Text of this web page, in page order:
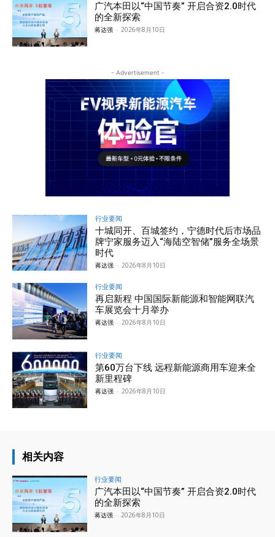
广汽本田以“中国节奏” 开启合资2.0时代
的全新探索
蒋达强 - 2026年8月10日
- Advertisement -
行业要闻
十城同开、百城签约，宁德时代后市场品
牌宁家服务迈入“海陆空智储”服务全场景
时代
蒋达强 - 2026年8月10日
行业要闻
再启新程 中国国际新能源和智能网联汽
车展览会十月举办
蒋达强 - 2026年8月10日
行业要闻
第60万台下线 远程新能源商用车迎来全
新里程碑
蒋达强 - 2026年8月10日
相关内容
行业要闻
广汽本田以“中国节奏” 开启合资2.0时代
的全新探索
蒋达强 - 2026年8月10日